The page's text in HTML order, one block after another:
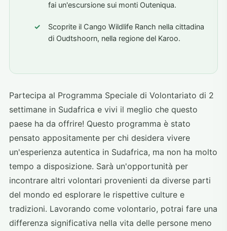
fai un'escursione sui monti Outeniqua.
Scoprite il Cango Wildlife Ranch nella cittadina
di Oudtshoorn, nella regione del Karoo.
Partecipa al Programma Speciale di Volontariato di 2
settimane in Sudafrica e vivi il meglio che questo
paese ha da offrire! Questo programma è stato
pensato appositamente per chi desidera vivere
un'esperienza autentica in Sudafrica, ma non ha molto
tempo a disposizione. Sarà un'opportunità per
incontrare altri volontari provenienti da diverse parti
del mondo ed esplorare le rispettive culture e
tradizioni. Lavorando come volontario, potrai fare una
differenza significativa nella vita delle persone meno